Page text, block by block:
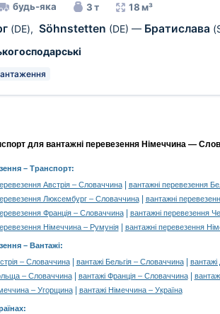
будь-яка 3 т 18 м³
(DE), Söhnstetten (DE) — Братислава
для вантажні перевезення Німеччина —
– Транспорт:
Австрія – Словаччина|
вантажні перевезення
Люксембург – Словаччина|
вантажні
Франція – Словаччина|
вантажні перевезення
Німеччина – Румунія| вантажні перевезення
– Вантажі:
– Словаччина| вантажі Бельгія – Словаччина|
– Словаччина| вантажі Франція – Словаччина|
– Угорщина| вантажі Німеччина – Україна
: